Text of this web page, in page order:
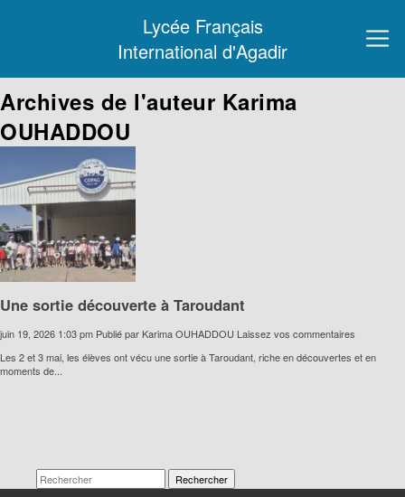
Lycée Français
International d'Agadir
Archives de l'auteur Karima
OUHADDOU
Une sortie découverte à Taroudant
juin 19, 2026 1:03 pm Publié par Karima OUHADDOU Laissez vos commentaires
Les 2 et 3 mai, les élèves ont vécu une sortie à Taroudant, riche en découvertes et en
moments de...
Rechercher